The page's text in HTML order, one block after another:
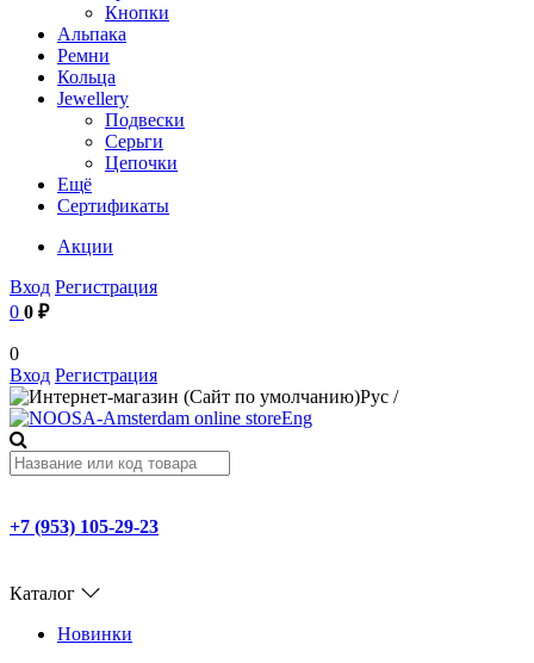
Кнопки
Альпака
Ремни
Кольца
Jewellery
Подвески
Серьги
Цепочки
Ещё
Сертификаты
Акции
Вход Регистрация
0 0 ₽
0
Вход Регистрация
Рус /
Eng
+7 (953) 105-29-23
Каталог
Новинки